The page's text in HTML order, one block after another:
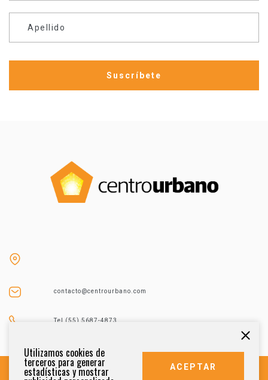
Apellido
contacto@centrourbano.com
Tel (55) 5687-4873
Utilizamos cookies de
terceros para generar
estadísticas y mostrar ACEPTAR